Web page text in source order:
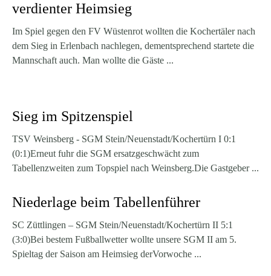
verdienter Heimsieg
Im Spiel gegen den FV Wüstenrot wollten die Kochertäler nach
dem Sieg in Erlenbach nachlegen, dementsprechend startete die
Mannschaft auch. Man wollte die Gäste ...
Sieg im Spitzenspiel
TSV Weinsberg - SGM Stein/Neuenstadt/Kochertürn I 0:1
(0:1)Erneut fuhr die SGM ersatzgeschwächt zum
Tabellenzweiten zum Topspiel nach Weinsberg.Die Gastgeber ...
Niederlage beim Tabellenführer
SC Züttlingen – SGM Stein/Neuenstadt/Kochertürn II 5:1
(3:0)Bei bestem Fußballwetter wollte unsere SGM II am 5.
Spieltag der Saison am Heimsieg derVorwoche ...